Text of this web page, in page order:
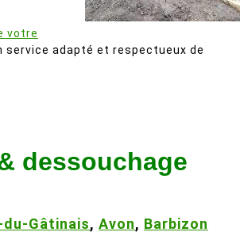
votre
adapté et respectueux de
dessouchage
Gâtinais, Avon, Barbizon